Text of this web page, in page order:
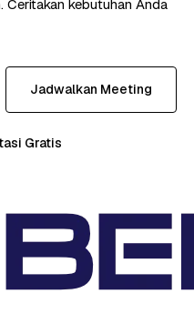
Ceritakan kebutuhan Anda
Jadwalkan Meeting
Gratis